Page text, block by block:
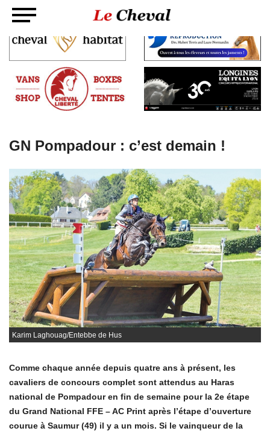
GN Pompadour : c’est demain !
Karim Laghouag/Entebbe de Hus
Comme chaque année depuis quatre ans à présent, les
cavaliers de concours complet sont attendus au Haras
national de Pompadour en fin de semaine pour la 2e étape
du Grand National FFE – AC Print après l’étape d’ouverture
courue à Saumur (49) il y a un mois. Si le vainqueur de la